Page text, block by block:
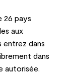
26 pays
aux
entrez dans
dans
autorisée.